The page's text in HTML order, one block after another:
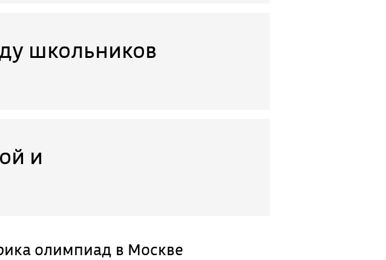
школьников
и
олимпиад в Москве